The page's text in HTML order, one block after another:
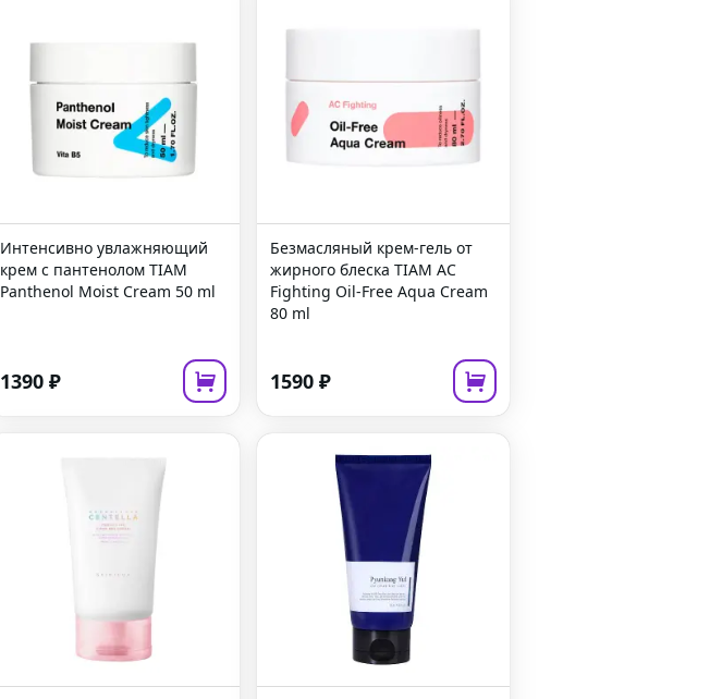
Интенсивно увлажняющий
крем с пантенолом TIAM
Panthenol Moist Cream 50 ml
1390 ₽
Безмасляный крем-гель от
жирного блеска TIAM AC
Fighting Oil-Free Aqua Cream
80 ml
1590 ₽